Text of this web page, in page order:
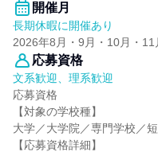
開催月
長期休暇に開催あり
2026年8月・9月・10月・11
応募資格
文系歓迎、理系歓迎
応募資格
【対象の学校種】
大学／大学院／専門学校／
【応募資格詳細】